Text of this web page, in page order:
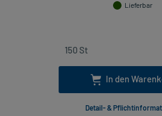
Lieferbar
In den
Detail- &